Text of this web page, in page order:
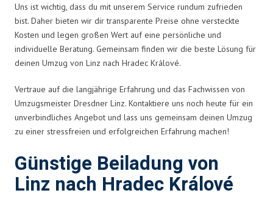
Uns ist wichtig, dass du mit unserem Service rundum zufrieden
bist. Daher bieten wir dir transparente Preise ohne versteckte
Kosten und legen großen Wert auf eine persönliche und
individuelle Beratung. Gemeinsam finden wir die beste Lösung für
deinen Umzug von Linz nach Hradec Králové.
Vertraue auf die langjährige Erfahrung und das Fachwissen von
Umzugsmeister Dresdner Linz. Kontaktiere uns noch heute für ein
unverbindliches Angebot und lass uns gemeinsam deinen Umzug
zu einer stressfreien und erfolgreichen Erfahrung machen!
Günstige Beiladung von
Linz nach Hradec Králové